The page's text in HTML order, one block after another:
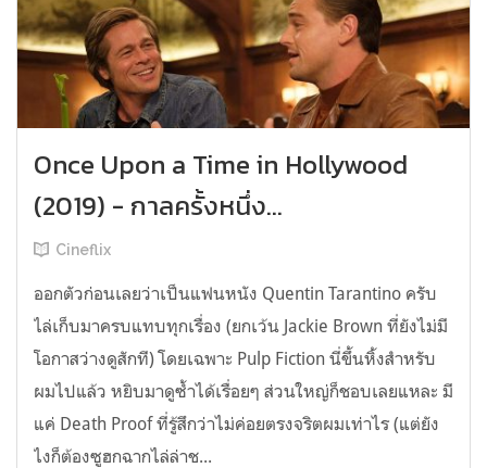
Once Upon a Time in Hollywood
(2019) - กาลครั้งหนึ่ง...
Cineflix
ออกตัวก่อนเลยว่าเป็นแฟนหนัง Quentin Tarantino ครับ
ไล่เก็บมาครบแทบทุกเรื่อง (ยกเว้น Jackie Brown ที่ยังไม่มี
โอกาสว่างดูสักที) โดยเฉพาะ Pulp Fiction นี่ขึ้นหิ้งสำหรับ
ผมไปแล้ว หยิบมาดูซ้ำได้เรื่อยๆ ส่วนใหญ่ก็ชอบเลยแหละ มี
แค่ Death Proof ที่รู้สึกว่าไม่ค่อยตรงจริตผมเท่าไร (แต่ยัง
ไงก็ต้องซูฮกฉากไล่ล่าช...